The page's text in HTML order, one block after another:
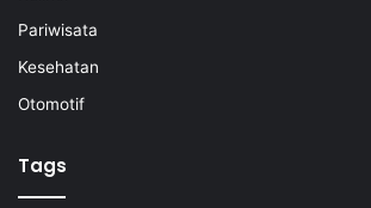
Pariwisata
Kesehatan
Otomotif
Tags